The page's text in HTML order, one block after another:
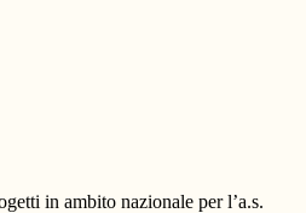
in ambito nazionale per l’a.s.